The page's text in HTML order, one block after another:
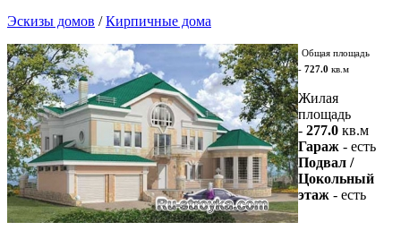
Эскизы домов /Кирпичные дома
Общая площадь
- 727.0 кв.м
Жилая
площадь
- 277.0 кв.м
Гараж - есть
Подвал /
Цокольный
этаж - есть